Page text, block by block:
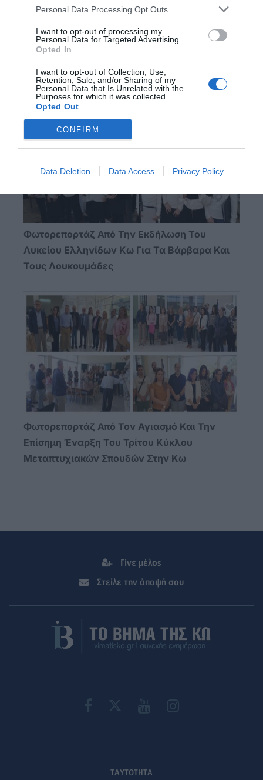
Personal Data Processing Opt Outs
I want to opt-out of processing my
Personal Data for Targeted Advertising.
Opted In
I want to opt-out of Collection, Use,
Retention, Sale, and/or Sharing of my
Personal Data that Is Unrelated with the
Purposes for which it was collected.
Opted Out
CONFIRM
Data Deletion Data Access Privacy Policy
Φωτορεπορτάζ Από Τη Φωταγώγηση Του
Τρεχαντηριού "Μαδέρα" Στην Καζέρμα
Φωτορεπορτάζ Από Την Εκδήλωση Του
Λυκείου Ελληνίδων Κω Για Τα Βάρβαρα Και
Τους Λουκουμάδες
Φωτορεπορτάζ Από Τον Αγιασμό Και Την
Επίσημη Έναρξη Του Τρίτου Κύκλου
Μεταπτυχιακών Σπουδών Στην Κω
Γίνε μέλος
Στείλε την άποψή σου
ΤΑΥΤΟΤΗΤΑ